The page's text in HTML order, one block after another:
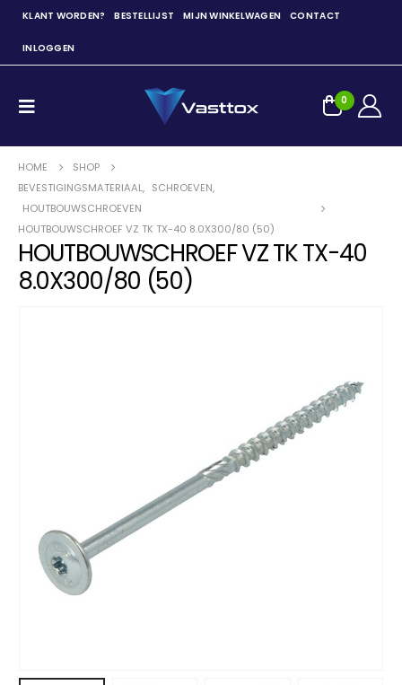
KLANT WORDEN? BESTELLIJST MIJN WINKELWAGEN CONTACT
INLOGGEN
0
HOME
SHOP
BEVESTIGINGSMATERIAAL, SCHROEVEN,
HOUTBOUWSCHROEVEN
HOUTBOUWSCHROEF VZ TK TX-40 8.0X300/80 (50)
HOUTBOUWSCHROEF VZ TK TX-40
8.0X300/80 (50)